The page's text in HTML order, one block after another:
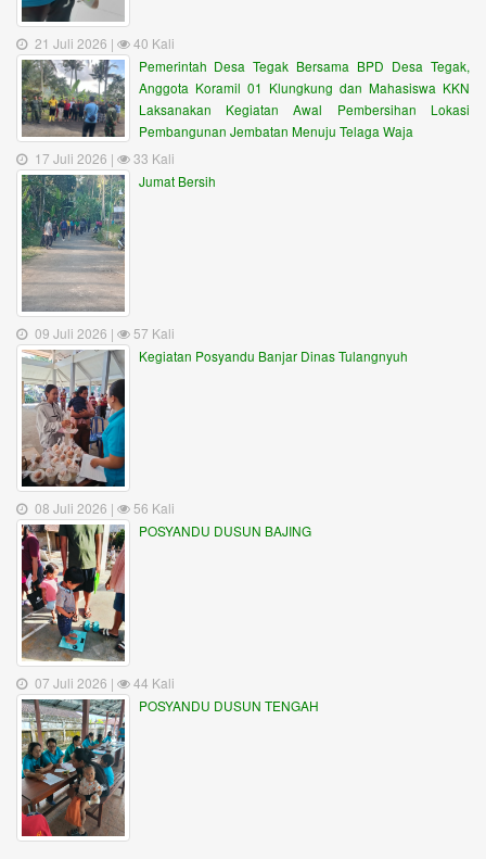
21 Juli 2026 |
40 Kali
Pemerintah Desa Tegak Bersama BPD Desa Tegak,
Anggota Koramil 01 Klungkung dan Mahasiswa KKN
Laksanakan Kegiatan Awal Pembersihan Lokasi
Pembangunan Jembatan Menuju Telaga Waja
17 Juli 2026 |
33 Kali
Jumat Bersih
09 Juli 2026 |
57 Kali
Kegiatan Posyandu Banjar Dinas Tulangnyuh
08 Juli 2026 |
56 Kali
POSYANDU DUSUN BAJING
07 Juli 2026 |
44 Kali
POSYANDU DUSUN TENGAH